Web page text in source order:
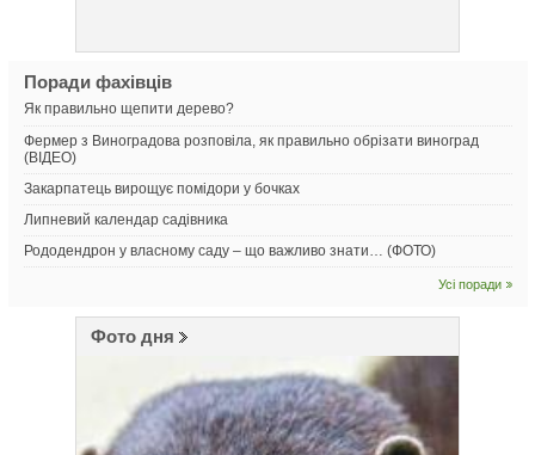
Поради фахівців
Як правильно щепити дерево?
Фермер з Виноградова розповіла, як правильно обрізати виноград
(ВІДЕО)
Закарпатець вирощує помідори у бочках
Липневий календар садівника
Рододендрон у власному саду – що важливо знати… (ФОТО)
Усі поради
Фото дня